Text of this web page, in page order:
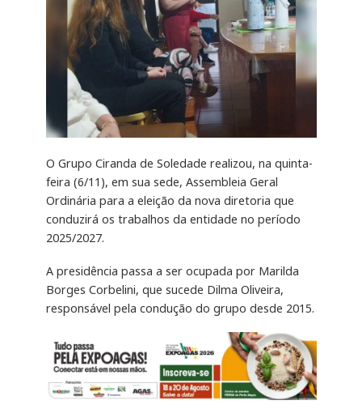
O Grupo Ciranda de Soledade realizou, na quinta-
feira (6/11), em sua sede, Assembleia Geral
Ordinária para a eleição da nova diretoria que
conduzirá os trabalhos da entidade no período
2025/2027.
A presidência passa a ser ocupada por Marilda
Borges Corbelini, que sucede Dilma Oliveira,
responsável pela condução do grupo desde 2015.